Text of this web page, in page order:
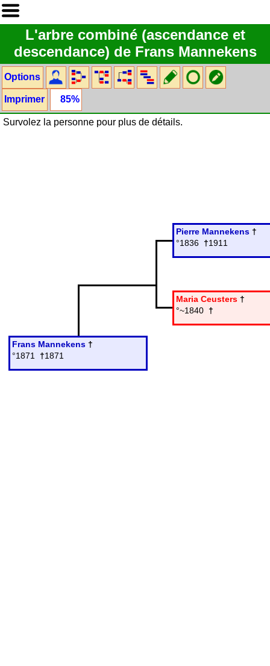
L'arbre combiné (ascendance et
descendance) de Frans Mannekens
Options
Imprimer 85%
Survolez la personne pour plus de détails.
Maria Ceusters †
°~1840 †
Pierre Mannekens †
°1836 †1911
Frans Mannekens †
°1871 †1871